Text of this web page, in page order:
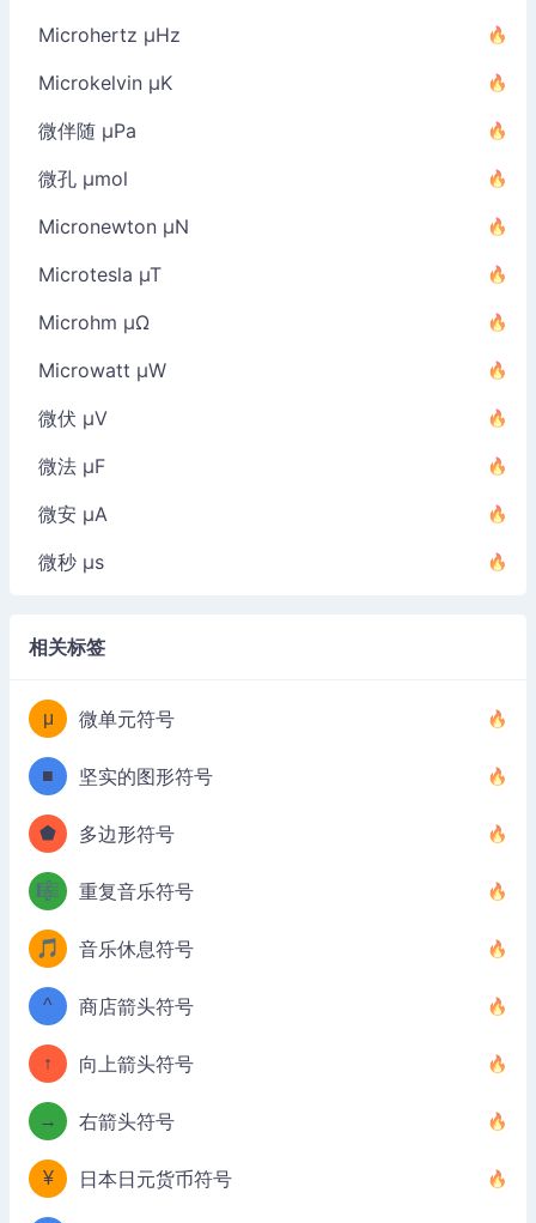
Microhertz µHz
Microkelvin µK
微伴随 µPa
微孔 µmol
Micronewton µN
Microtesla µT
Microhm µΩ
Microwatt µW
微伏 µV
微法 µF
微安 µA
微秒 µs
相关标签
μ 微单元符号
■ 坚实的图形符号
⬟ 多边形符号
🎼 重复音乐符号
🎵 音乐休息符号
^ 商店箭头符号
↑ 向上箭头符号
→ 右箭头符号
¥ 日本日元货币符号